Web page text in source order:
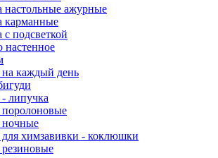
настольные ажурные
карманные
с подсветкой
настенное
на каждый день
липучка
поролоновые
ночные
для химзавивки - коклюшки